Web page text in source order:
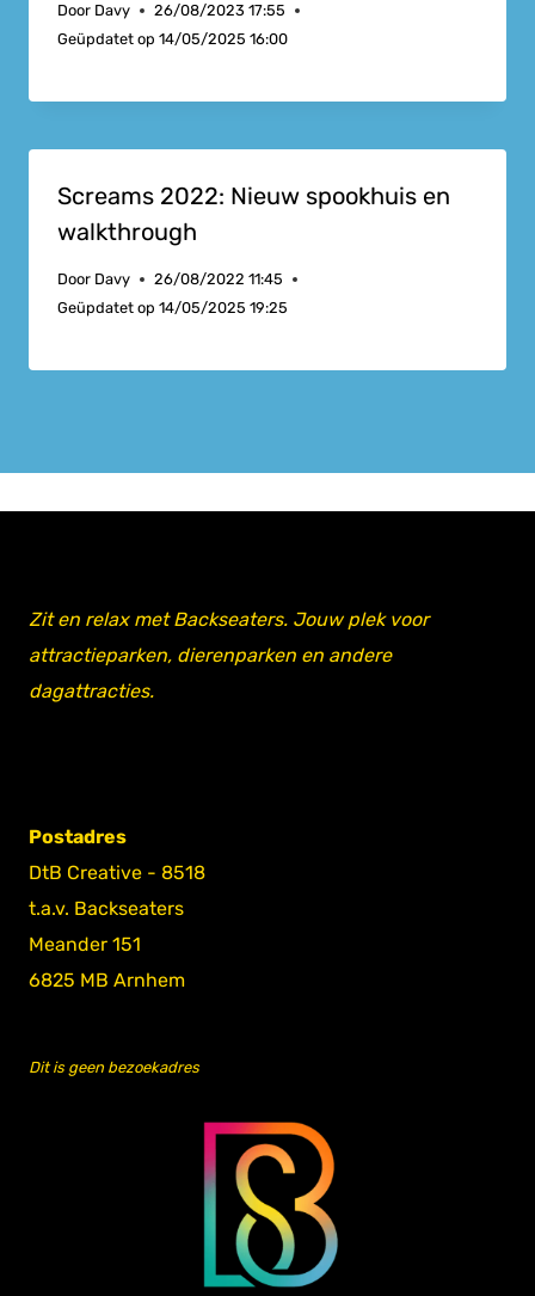
Door Davy
26/08/2023 17:55
Geüpdatet op 14/05/2025 16:00
Screams 2022: Nieuw spookhuis en
walkthrough
Door Davy
26/08/2022 11:45
Geüpdatet op 14/05/2025 19:25
Zit en relax met Backseaters. Jouw plek voor
attractieparken, dierenparken en andere
dagattracties.
Postadres
DtB Creative - 8518
t.a.v. Backseaters
Meander 151
6825 MB Arnhem
Dit is geen bezoekadres